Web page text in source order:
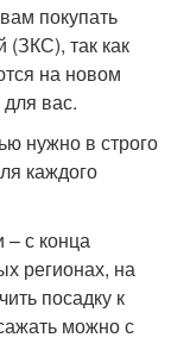
покупать
(ЗКС), так как
на новом
вас.
нужно в строго
каждого
– с конца
регионах, на
посадку к
можно с